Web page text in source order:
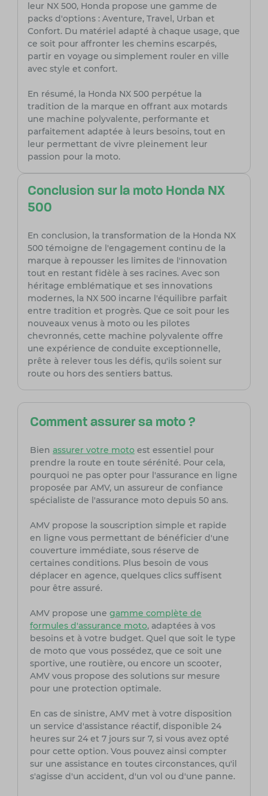
leur NX 500, Honda propose une gamme de
packs d'options : Aventure, Travel, Urban et
Confort. Du matériel adapté à chaque usage, que
ce soit pour affronter les chemins escarpés,
partir en voyage ou simplement rouler en ville
avec style et confort.
En résumé, la Honda NX 500 perpétue la
tradition de la marque en offrant aux motards
une machine polyvalente, performante et
parfaitement adaptée à leurs besoins, tout en
leur permettant de vivre pleinement leur
passion pour la moto.
Conclusion sur la moto Honda NX
500
En conclusion, la transformation de la Honda NX
500 témoigne de l'engagement continu de la
marque à repousser les limites de l'innovation
tout en restant fidèle à ses racines. Avec son
héritage emblématique et ses innovations
modernes, la NX 500 incarne l'équilibre parfait
entre tradition et progrès. Que ce soit pour les
nouveaux venus à moto ou les pilotes
chevronnés, cette machine polyvalente offre
une expérience de conduite exceptionnelle,
prête à relever tous les défis, qu'ils soient sur
route ou hors des sentiers battus.
Comment assurer sa moto ?
Bien assurer votre motoest essentiel pour
prendre la route en toute sérénité. Pour cela,
pourquoi ne pas opter pour l'assurance en ligne
proposée par AMV, un assureur de confiance
spécialiste de l'assurance moto depuis 50 ans.
AMV propose la souscription simple et rapide
en ligne vous permettant de bénéficier d'une
couverture immédiate, sous réserve de
certaines conditions. Plus besoin de vous
déplacer en agence, quelques clics suffisent
pour être assuré.
AMV propose une gamme complète de
formules d'assurance moto, adaptées à vos
besoins et à votre budget. Quel que soit le type
de moto que vous possédez, que ce soit une
sportive, une routière, ou encore un scooter,
AMV vous propose des solutions sur mesure
pour une protection optimale.
En cas de sinistre, AMV met à votre disposition
un service d'assistance réactif, disponible 24
heures sur 24 et 7 jours sur 7, si vous avez opté
pour cette option. Vous pouvez ainsi compter
sur une assistance en toutes circonstances, qu'il
s'agisse d'un accident, d'un vol ou d'une panne.